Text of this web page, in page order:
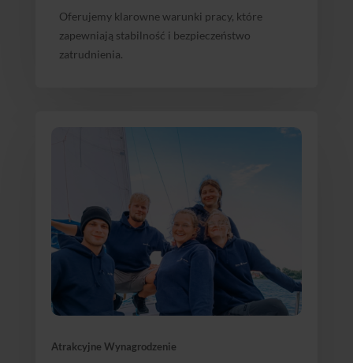
Oferujemy klarowne warunki pracy, które
zapewniają stabilność i bezpieczeństwo
zatrudnienia.
Atrakcyjne Wynagrodzenie